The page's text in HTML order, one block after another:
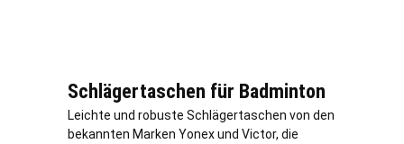
Schlägertaschen für Badminton
Leichte und robuste Schlägertaschen von den
bekannten Marken Yonex und Victor, die